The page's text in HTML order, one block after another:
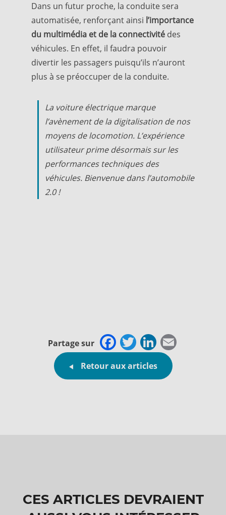
Dans un futur proche, la conduite sera
automatisée, renforçant ainsi l’importance
du multimédia et de la connectivité des
véhicules. En effet, il faudra pouvoir
divertir les passagers puisqu’ils n’auront
plus à se préoccuper de la conduite.
La voiture électrique marque
l’avènement de la digitalisation de nos
moyens de locomotion. L’expérience
utilisateur prime désormais sur les
performances techniques des
véhicules. Bienvenue dans l’automobile
2.0 !
Retour aux articles
Partage sur Facebook
TwitterEmail
CES ARTICLES DEVRAIENT